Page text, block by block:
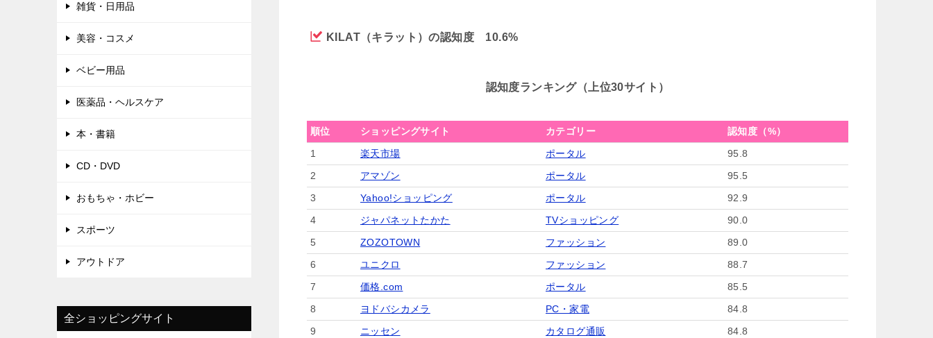
KILAT（キラット）の認知度 10.6%
認知度ランキング（上位30サイト）
順位 ショッピングサイト カテゴリー
認知度（%）
1
楽天市場 ポータル
95.8
2
アマゾン ポータル
95.5
3
Yahoo!ショッピング ポータル
92.9
4
ジャパネットたかた TVショッピング
90.0
5
ZOZOTOWN ファッション
89.0
6
ユニクロ ファッション
88.7
7
価格.com ポータル
85.5
8
ヨドバシカメラ PC・家電
84.8
9
ニッセン カタログ通販
84.8
雑貨・日用品
美容・コスメ
ベビー用品
医薬品・ヘルスケア
本・書籍
CD・DVD
おもちゃ・ホビー
スポーツ
アウトドア
全ショッピングサイト